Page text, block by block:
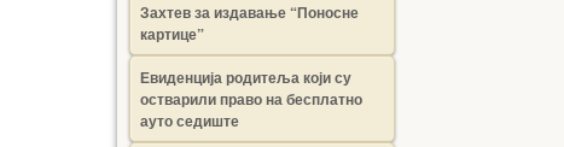
Захтев за издавање “Поносне
картице”
Евиденција родитеља који су
остварили право на бесплатно
ауто седиште